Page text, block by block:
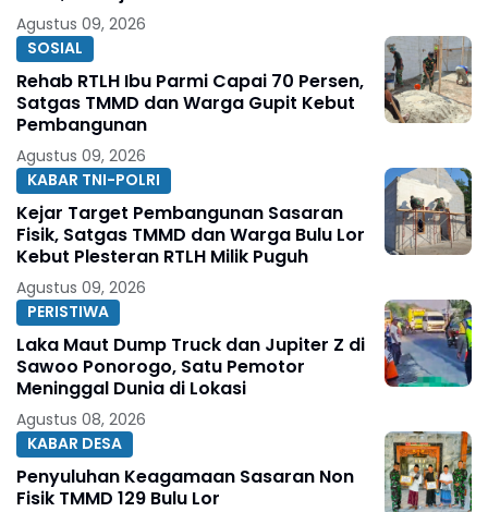
Pendukung Jembatan
Agustus 09, 2026
SOSIAL
Rehab RTLH Ibu Parmi Capai 70 Persen,
Satgas TMMD dan Warga Gupit Kebut
Pembangunan
Agustus 09, 2026
KABAR TNI-POLRI
Kejar Target Pembangunan Sasaran
Fisik, Satgas TMMD dan Warga Bulu Lor
Kebut Plesteran RTLH Milik Puguh
Agustus 09, 2026
PERISTIWA
Laka Maut Dump Truck dan Jupiter Z di
Sawoo Ponorogo, Satu Pemotor
Meninggal Dunia di Lokasi
Agustus 08, 2026
KABAR DESA
Penyuluhan Keagamaan Sasaran Non
Fisik TMMD 129 Bulu Lor